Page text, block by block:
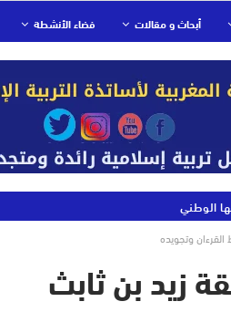
الوطني
أبحاث و مقالات فضاء الأنشطة
وتجويده
زيد بن ثابث